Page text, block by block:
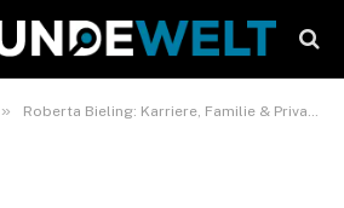
» Roberta Bieling: Karriere, Familie & Privatleben – Alles, was Sie wissen müssen